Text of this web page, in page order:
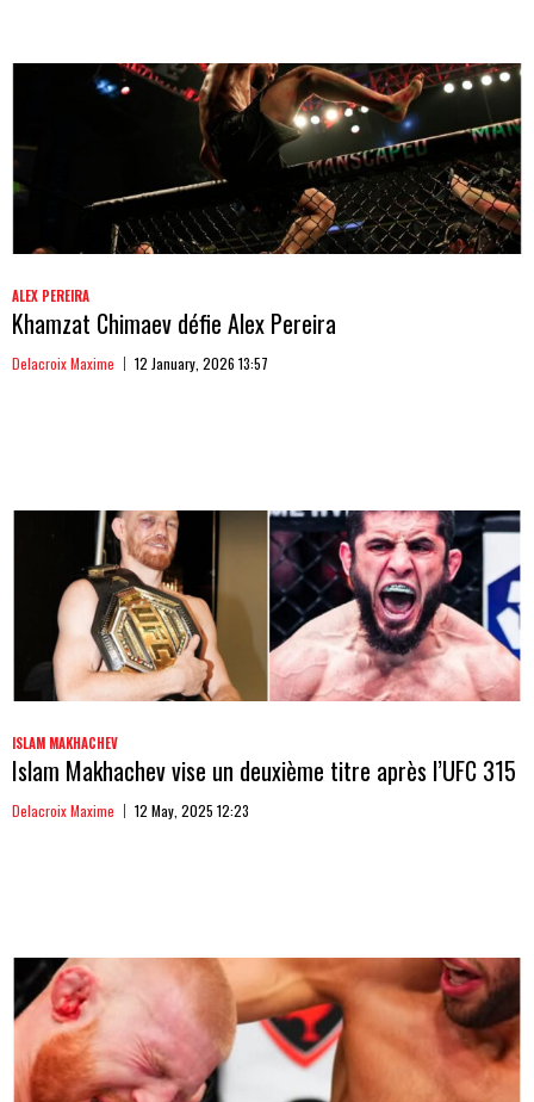
ALEX PEREIRA
Khamzat Chimaev défie Alex Pereira
Delacroix Maxime 12 January, 2026 13:57
ISLAM MAKHACHEV
Islam Makhachev vise un deuxième titre après l’UFC 315
Delacroix Maxime 12 May, 2025 12:23